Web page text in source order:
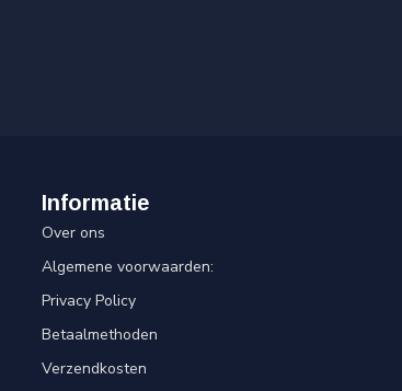
Informatie
Over ons
Algemene voorwaarden:
Privacy Policy
Betaalmethoden
Verzendkosten